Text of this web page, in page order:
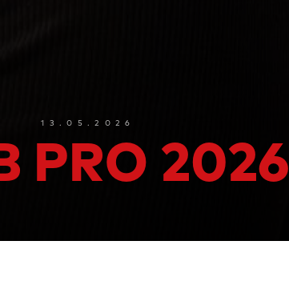
13.05.2026
PRO 2026